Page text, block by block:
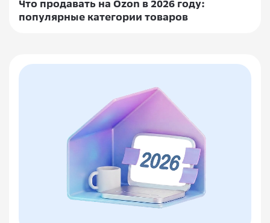
Что продавать на Ozon в 2026 году:
популярные категории товаров